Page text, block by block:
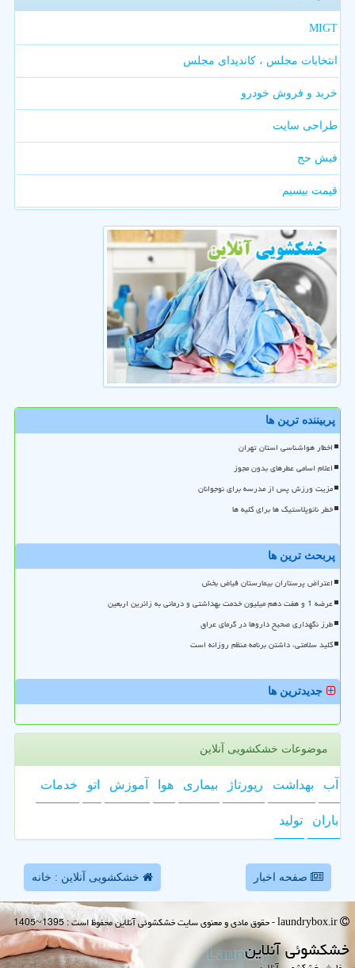
MIGT
انتخابات مجلس ، کاندیدای مجلس
خرید و فروش خودرو
طراحی سایت
فیش حج
قیمت بیسیم
پربیننده ترین ها
اخطار هواشناسی استان تهران
اعلام اسامی عطرهای بدون مجوز
مزیت ورزش پس از مدرسه برای نوجوانان
خطر نانوپلاستیک ها برای کلیه ها
پربحث ترین ها
اعتراض پرستاران بیمارستان فیاض بخش
عرضه 1 و هفت دهم میلیون خدمت بهداشتی و درمانی به زائرین اربعین
طرز نگهداری صحیح داروها در گرمای عراق
کلید سلامتی، داشتن برنامه منظم روزانه است
جدیدترین ها
موضوعات خشکشویی آنلاین
آب بهداشت رپورتاژ بیماری هوا آموزش اتو خدمات
باران تولید
صفحه اخبار خشکشویی آنلاین : خانه
خشكشوئی آنلاین